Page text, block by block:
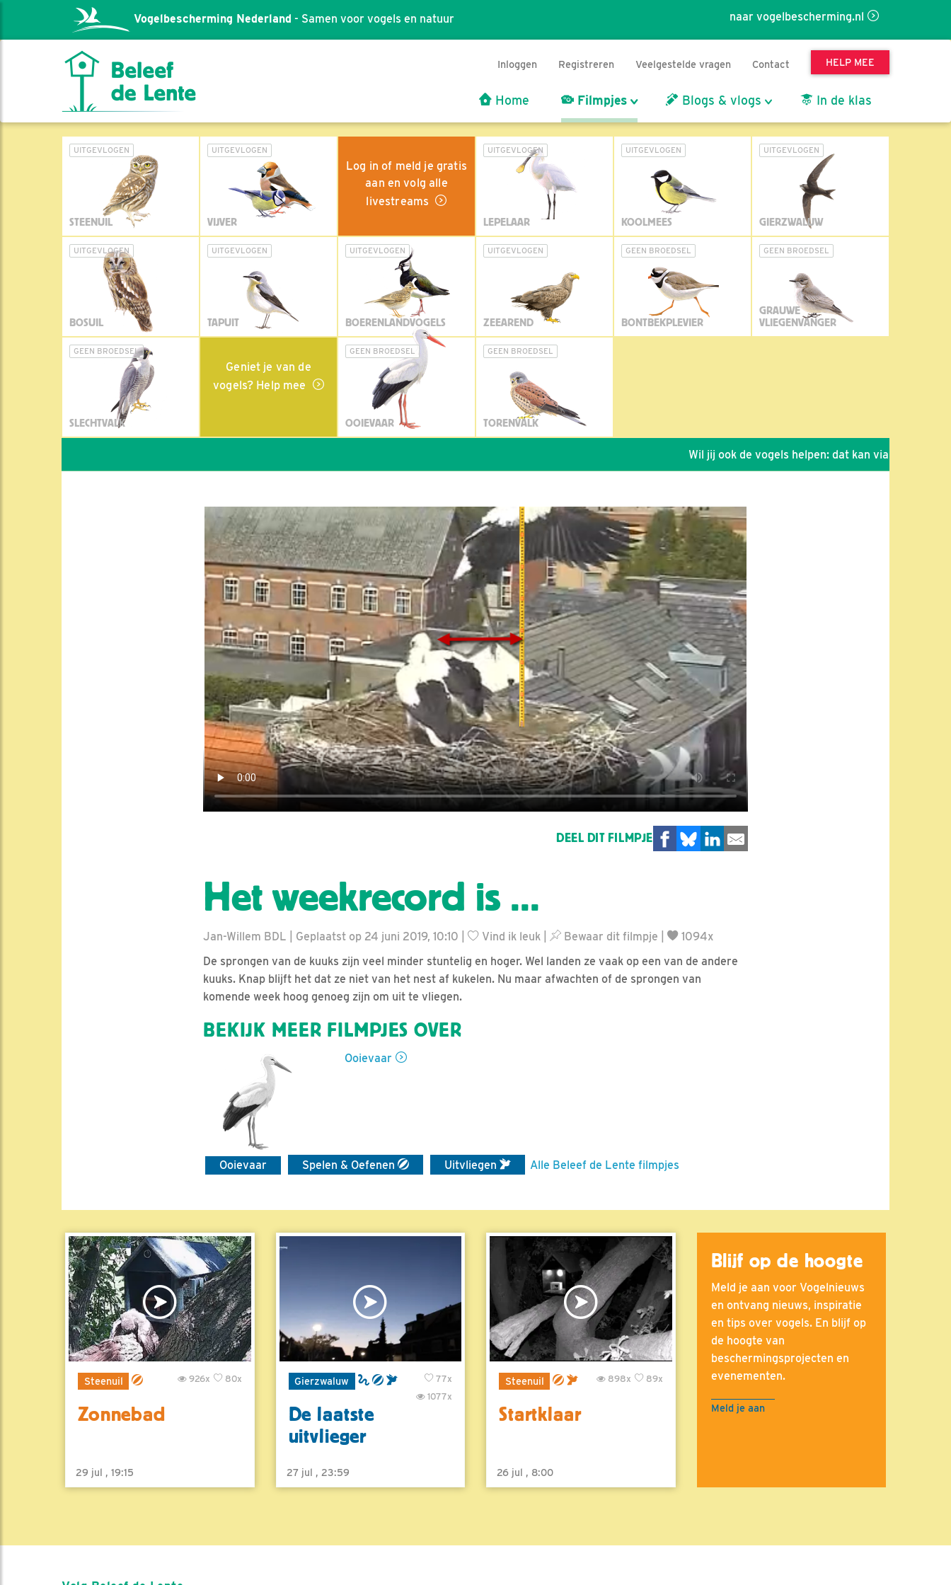
naar vogelbescherming.nl
Vogelbescherming Nederland - Samen voor vogels en natuur
Inloggen Registreren Veelgestelde vragen Contact HELP MEE
Home Filmpjes Blogs & vlogs In de klas
UITGEVLOGEN
STEENUIL
UITGEVLOGEN
VIJVER
Log in of meld je gratis
aan en volg alle
livestreams
UITGEVLOGEN
LEPELAAR
UITGEVLOGEN
KOOLMEES
UITGEVLOGEN
GIERZWALUW
UITGEVLOGEN
BOSUIL
UITGEVLOGEN
TAPUIT
UITGEVLOGEN
BOERENLANDVOGELS
UITGEVLOGEN
ZEEAREND
GEEN BROEDSEL
BONTBEKPLEVIER
GEEN BROEDSEL
GRAUWE
VLIEGENVANGER
GEEN BROEDSEL
SLECHTVALK
Geniet je van de
vogels? Help mee
GEEN BROEDSEL
OOIEVAAR
GEEN BROEDSEL
TORENVALK
Wil jij ook de vogels helpen: dat kan via de link!
DEEL DIT FILMPJE
Het weekrecord is ...
Jan-Willem BDL | Geplaatst op 24 juni 2019, 10:10 | Vind ik leuk Bewaar dit filmpje
1094x
De sprongen van de kuuks zijn veel minder stuntelig en hoger. Wel landen ze vaak op een van de andere
kuuks. Knap blijft het dat ze niet van het nest af kukelen. Nu maar afwachten of de sprongen van
komende week hoog genoeg zijn om uit te vliegen.
BEKIJK MEER FILMPJES OVER
Ooievaar
Ooievaar Spelen & Oefenen Uitvliegen Alle Beleef de Lente filmpjes
Steenuil 80x
926x
Zonnebad
29 jul , 19:15
Gierzwaluw
77x
1077x
De laatste
uitvlieger
27 jul , 23:59
Steenuil 89x
898x
Startklaar
26 jul , 8:00
Blijf op de hoogte
Meld je aan voor Vogelnieuws
en ontvang nieuws, inspiratie
en tips over vogels. En blijf op
de hoogte van
beschermingsprojecten en
evenementen.
Meld je aan